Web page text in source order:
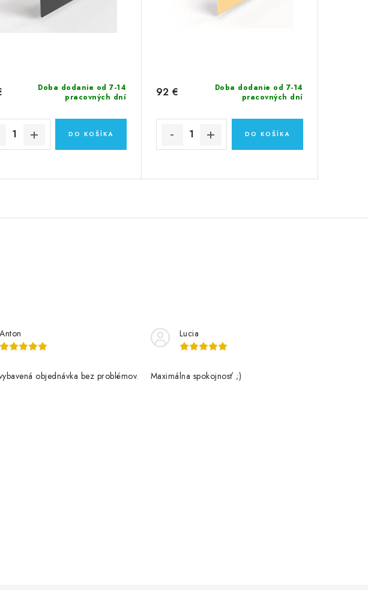
Doba dodanie od 7-14
pracovných dní
DO KOŠÍKA
Doba dodanie od 7-14
pracovných dní
92 €
DO KOŠÍKA
Anton
objednávka bez problémov.
Lucia
Maximálna spokojnosť ;)